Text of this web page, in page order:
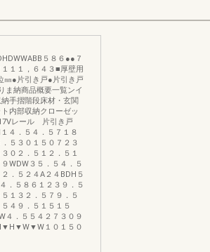
５８６●●７
１１，６４３■厚壁用
●片引き戸●片引き戸
ま納商品概要一覧ンイ
手摺階段床材・玄関
内部収納クローゼッ
レール 片引き戸
４．５４．５７１８
５３０１５０７２３
０２．５１２．５１
WDW３５．５４．５
．５２４A２４BDH５
．５８６１２３９．５
１３２．５７９．５
４９．５１５１５
４．５５４２７３０９
１０１５０